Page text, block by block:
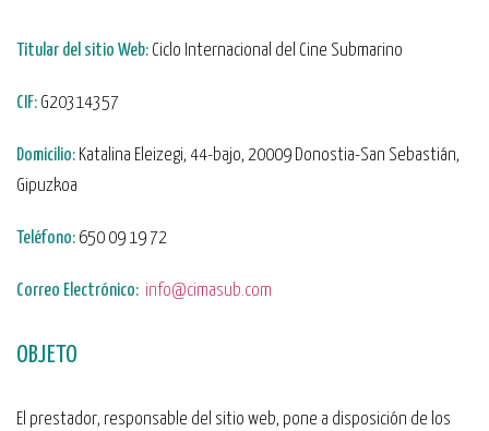
Titular del sitio Web: Ciclo Internacional del Cine Submarino
CIF: G20314357
Domicilio: Katalina Eleizegi, 44-bajo, 20009 Donostia-San Sebastián,
Gipuzkoa
Teléfono: 650 09 19 72
Correo Electrónico: info@cimasub.com
OBJETO
El prestador, responsable del sitio web, pone a disposición de los